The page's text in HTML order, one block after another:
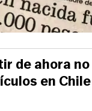
de ahora no
en Chile